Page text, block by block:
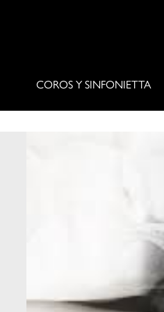
COROS Y SINFONIETTA